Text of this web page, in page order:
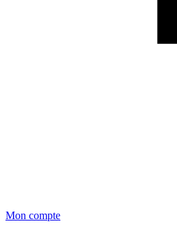
Mon compte